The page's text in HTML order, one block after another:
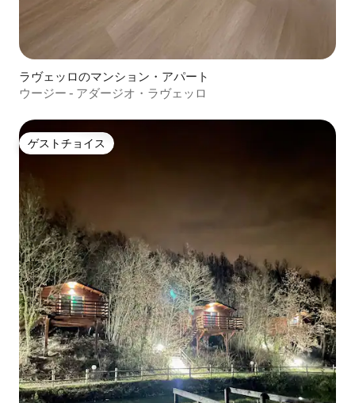
ラヴェッロのマンション・アパート
ウージー - アダージオ・ラヴェッロ
ゲストチョイス
ゲストチョイス